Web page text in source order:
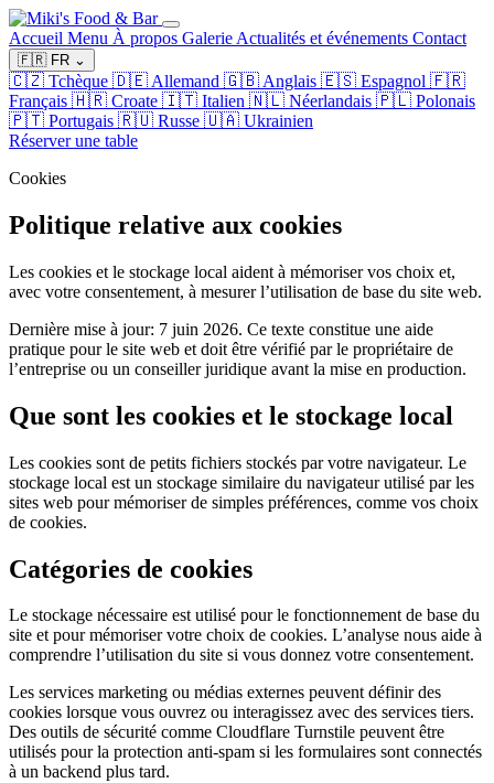
Accueil Menu À propos Galerie Actualités et événements Contact
🇫🇷 FR ⌄
🇨🇿 Tchèque 🇩🇪 Allemand 🇬🇧 Anglais 🇪🇸 Espagnol 🇫🇷
Français 🇭🇷 Croate 🇮🇹 Italien 🇳🇱 Néerlandais 🇵🇱 Polonais
🇵🇹 Portugais 🇷🇺 Russe 🇺🇦 Ukrainien
Réserver une table
Cookies
Politique relative aux cookies
Les cookies et le stockage local aident à mémoriser vos choix et,
avec votre consentement, à mesurer l’utilisation de base du site web.
Dernière mise à jour: 7 juin 2026. Ce texte constitue une aide
pratique pour le site web et doit être vérifié par le propriétaire de
l’entreprise ou un conseiller juridique avant la mise en production.
Que sont les cookies et le stockage local
Les cookies sont de petits fichiers stockés par votre navigateur. Le
stockage local est un stockage similaire du navigateur utilisé par les
sites web pour mémoriser de simples préférences, comme vos choix
de cookies.
Catégories de cookies
Le stockage nécessaire est utilisé pour le fonctionnement de base du
site et pour mémoriser votre choix de cookies. L’analyse nous aide à
comprendre l’utilisation du site si vous donnez votre consentement.
Les services marketing ou médias externes peuvent définir des
cookies lorsque vous ouvrez ou interagissez avec des services tiers.
Des outils de sécurité comme Cloudflare Turnstile peuvent être
utilisés pour la protection anti-spam si les formulaires sont connectés
à un backend plus tard.